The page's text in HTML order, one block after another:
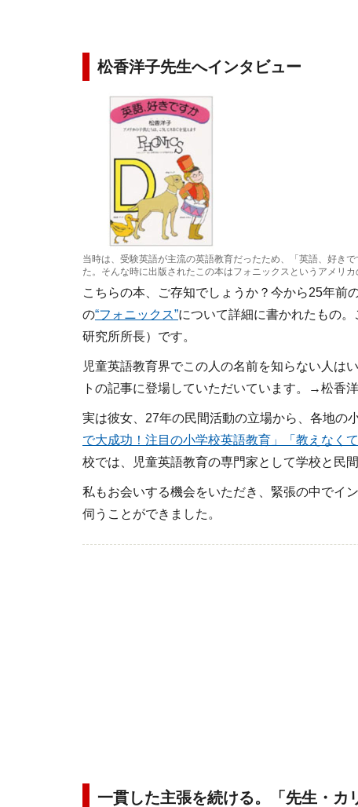
松香洋子先生へインタビュー
当時は、受験英語が主流の英語教育だったため、「英語、好き
た。そんな時に出版されたこの本はフォニックスというアメリカ
こちらの本、ご存知でしょうか？今から25年前
の“フォニックス”について詳細に書かれたもの
研究所所長）です。
児童英語教育界でこの人の名前を知らない人は
トの記事に登場していただいています。→松香
実は彼女、27年の民間活動の立場から、各地の
で大成功！注目の小学校英語教育」
「教えなく
校では、児童英語教育の専門家として学校と民
私もお会いする機会をいただき、緊張の中でイ
伺うことができました。
一貫した主張を続ける。「先生・カ